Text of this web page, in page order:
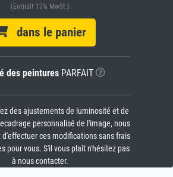
(Enthält 17% MwSt.)
dans le panier
des peinturesPARFAIT
des ajustements de luminosité et de
personnalisé de l'image, nous
d'effectuer ces modifications sans frais
pour vous. S'il vous plaît n'hésitez pas
à nous contacter.